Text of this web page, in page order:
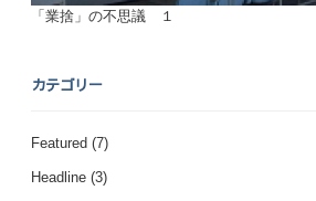
「業捨」の不思議 １
カテゴリー
Featured (7)
Headline (3)